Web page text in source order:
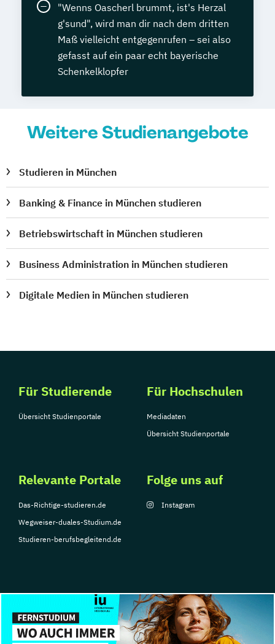
"Wenns Oascherl brummt, ist's Herzal
g'sund", wird man dir nach dem dritten
Maß vielleicht entgegenrufen – sei also
gefasst auf ein paar echt bayerische
Schenkelklopfer
Weitere Studienangebote
Studieren in München
Banking & Finance in München studieren
Betriebswirtschaft in München studieren
Business Administration in München studieren
Digitale Medien in München studieren
Für Studierende
Übersicht Studienportale
Für Hochschulen
Mediadaten
Übersicht Studienportale
Relevante Portale
Das-Richtige-studieren.de
Wegweiser-duales-Studium.de
Studieren-berufsbegleitend.de
Folge uns auf
Instagram
© Copyright 2026, TarGroup Media GmbH
Impressum
Über Datenschutzerklärung Nutzungsbedingungen